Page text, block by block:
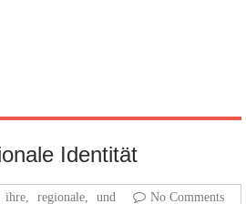
Identität
ihre regionale und No Comments